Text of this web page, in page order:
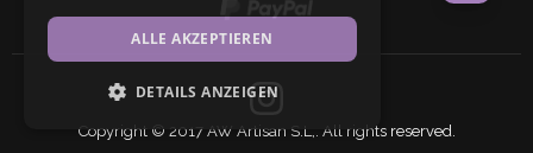
Copyright © 2017 AW Artisan S.L,. All rights reserved.
ALLE AKZEPTIEREN
DETAILS ANZEIGEN